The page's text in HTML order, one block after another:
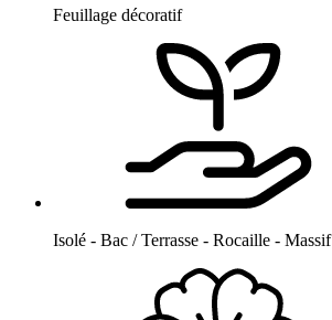
Feuillage décoratif
Isolé - Bac / Terrasse - Rocaille - Massif